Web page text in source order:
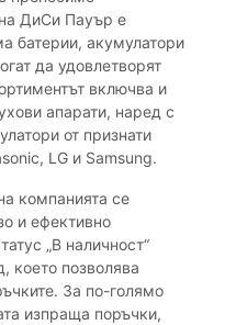
ДиСи Пауър е
батерии, акумулатори
да удовлетворят
включва и
апарати, наред с
от признати
LG и Samsung.
компанията се
и ефективно
„В наличност“
което позволява
За по-голямо
изпраща поръчки,